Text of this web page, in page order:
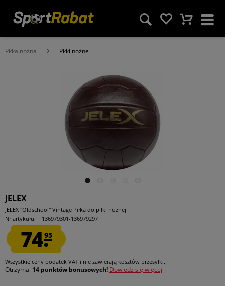
Piłka nożna Piłki nożne
JELEX
JELEX "Oldschool" Vintage Piłka do piłki nożnej
Nr artykułu:
136979301-136979297
74.95
Wszystkie ceny podatek VAT i nie zawierają kosztów przesyłki.
Otrzymaj 14 punktów bonusowych! Dowiedz się więcej